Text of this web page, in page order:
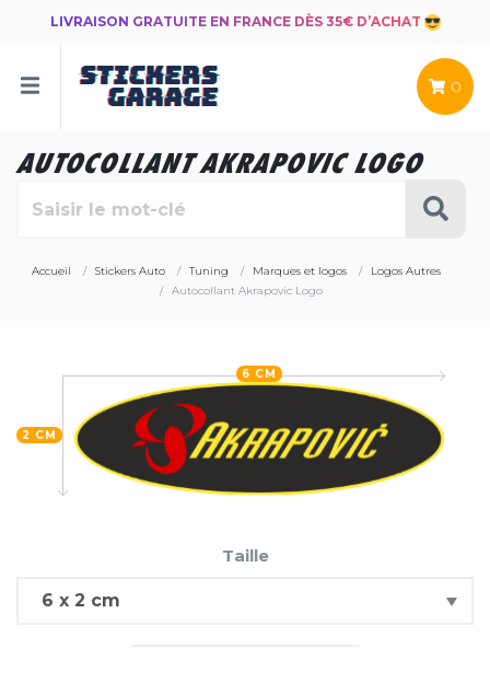
LIVRAISON GRATUITE EN FRANCE DÈS 35€ D’ACHAT
0
AUTOCOLLANT AKRAPOVIC LOGO
Accueil Stickers Auto Tuning Marques et logos
Logos Autres
Autocollant Akrapovic Logo
2 CM
6 CM
Taille